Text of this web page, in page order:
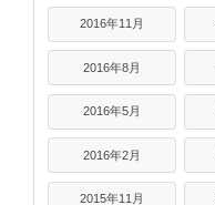
2016年11月
2016年8月
2016年5月
2016年2月
2015年11月